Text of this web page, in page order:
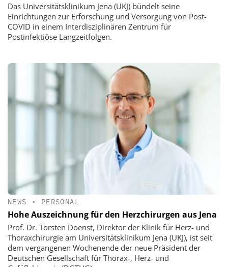
Das Universitätsklinikum Jena (UKJ) bündelt seine
Einrichtungen zur Erforschung und Versorgung von Post-
COVID in einem Interdisziplinären Zentrum für
Postinfektiöse Langzeitfolgen.
NEWS • PERSONAL
Hohe Auszeichnung für den Herzchirurgen aus Jena
Prof. Dr. Torsten Doenst, Direktor der Klinik für Herz- und
Thoraxchirurgie am Universitätsklinikum Jena (UKJ), ist seit
dem vergangenen Wochenende der neue Präsident der
Deutschen Gesellschaft für Thorax-, Herz- und